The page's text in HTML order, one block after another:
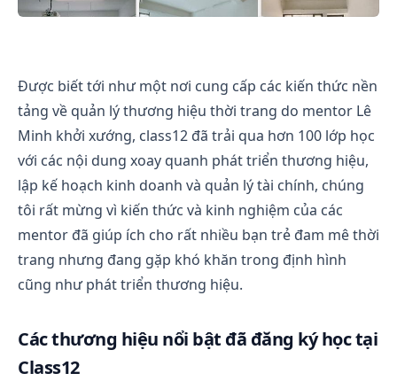
(About) CLASS12
Được biết tới như một nơi cung cấp các kiến thức nền
tảng về quản lý thương hiệu thời trang do mentor Lê
Minh khởi xướng, class12 đã trải qua hơn 100 lớp học
với các nội dung xoay quanh phát triển thương hiệu,
lập kế hoạch kinh doanh và quản lý tài chính, chúng
tôi rất mừng vì kiến thức và kinh nghiệm của các
mentor đã giúp ích cho rất nhiều bạn trẻ đam mê thời
trang nhưng đang gặp khó khăn trong định hình
cũng như phát triển thương hiệu.
Các thương hiệu nổi bật đã đăng ký học tại
Class12